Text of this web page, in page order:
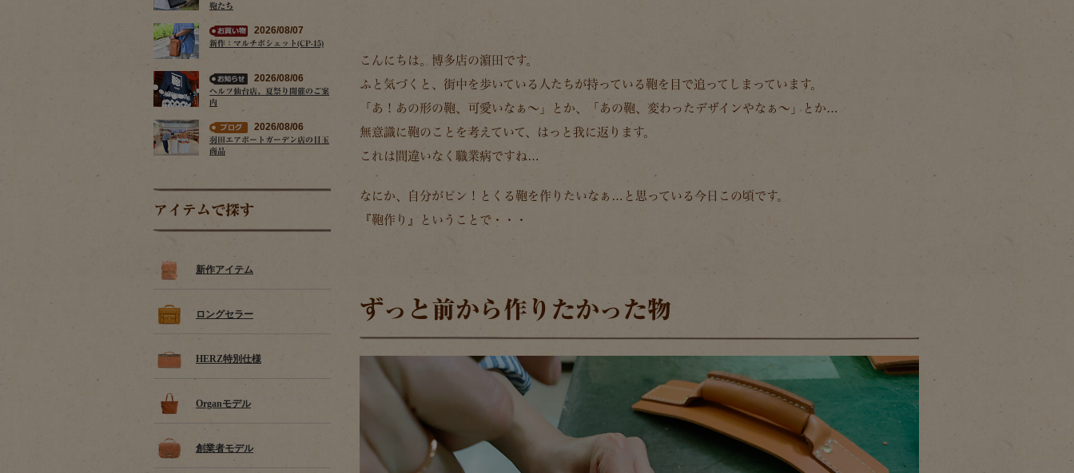
鞄たち
2026/08/07
新作：マルチポシェット(CP-15)
2026/08/06
ヘルツ仙台店、夏祭り開催のご案
内
2026/08/06
羽田エアポートガーデン店の目玉
商品
アイテムで探す
新作アイテム
ロングセラー
HERZ特別仕様
Organモデル
創業者モデル
こんにちは。博多店の濵田です。
ふと気づくと、街中を歩いている人たちが持っている鞄を目で追ってしまっています。
「あ！あの形の鞄、可愛いなぁ～」とか、「あの鞄、変わったデザインやなぁ～」とか…
無意識に鞄のことを考えていて、はっと我に返ります。
これは間違いなく職業病ですね…
なにか、自分がピン！とくる鞄を作りたいなぁ…と思っている今日この頃です。
『鞄作り』ということで・・・
ずっと前から作りたかった物